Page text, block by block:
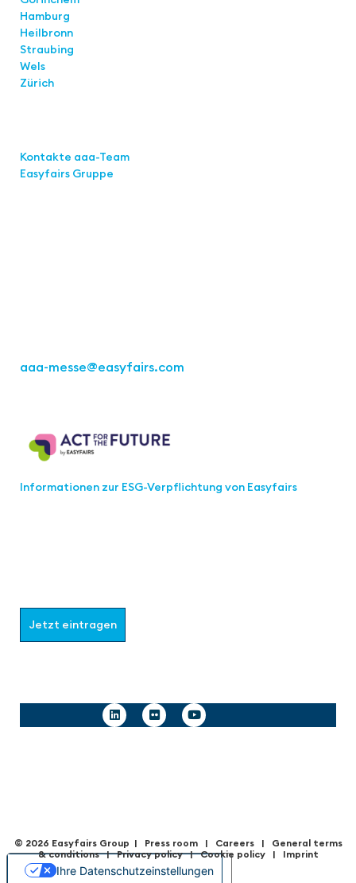
Hamburg
Heilbronn
Straubing
Wels
Zürich
Kontakte aaa-Team
Easyfairs Gruppe
aaa-messe@easyfairs.com
Informationen zur ESG-Verpflichtung von Easyfairs
Jetzt eintragen
© 2026 Easyfairs Group | Press room| Careers| General terms
& conditions |Privacy policy|Cookie policy| Imprint
Ihre Datenschutzeinstellungen